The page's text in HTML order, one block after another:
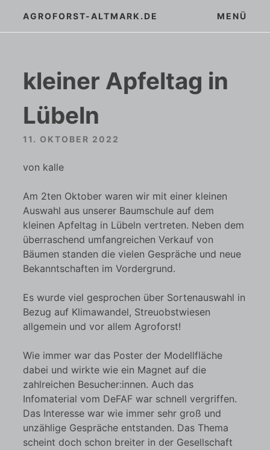
Inhalt
springen
AGROFORST-ALTMARK.DE MENÜ
kleiner Apfeltag in
Lübeln
11. OKTOBER 2022
von kalle
Am 2ten Oktober waren wir mit einer kleinen
Auswahl aus unserer Baumschule auf dem
kleinen Apfeltag in Lübeln vertreten. Neben dem
überraschend umfangreichen Verkauf von
Bäumen standen die vielen Gespräche und neue
Bekanntschaften im Vordergrund.
Es wurde viel gesprochen über Sortenauswahl in
Bezug auf Klimawandel, Streuobstwiesen
allgemein und vor allem Agroforst!
Wie immer war das Poster der Modellfläche
dabei und wirkte wie ein Magnet auf die
zahlreichen Besucher:innen. Auch das
Infomaterial vom DeFAF war schnell vergriffen.
Das Interesse war wie immer sehr groß und
unzählige Gespräche entstanden. Das Thema
scheint doch schon breiter in der Gesellschaft